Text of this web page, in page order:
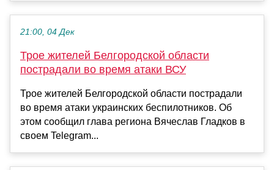
21:00, 04 Дек
Трое жителей Белгородской области
пострадали во время атаки ВСУ
Трое жителей Белгородской области пострадали
во время атаки украинских беспилотников. Об
этом сообщил глава региона Вячеслав Гладков в
своем Telegram...